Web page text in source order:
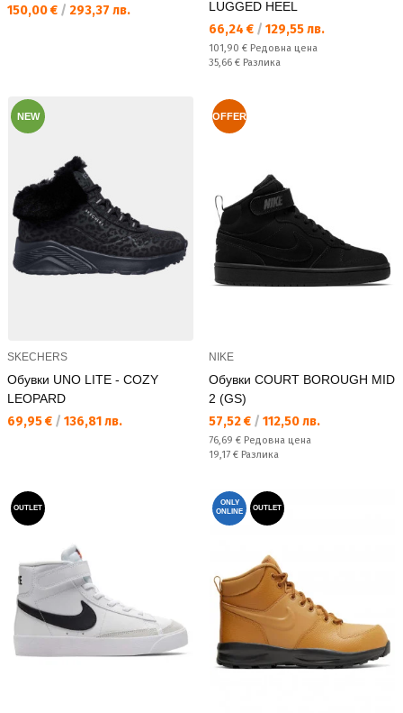
Текуща цена:
150,00 € / 293,37 лв.
LUGGED HEEL
Текуща цена:
66,24 € / 129,55 лв.
Редовна цена:
101,90 € Редовна цена
Спестявате:
35,66 € Разлика
NEW
SKECHERS
Обувки UNO LITE - COZY
LEOPARD
Текуща цена:
69,95 € / 136,81 лв.
OFFER
NIKE
Обувки COURT BOROUGH MID
2 (GS)
Текуща цена:
57,52 € / 112,50 лв.
Редовна цена:
76,69 € Редовна цена
Спестявате:
19,17 € Разлика
OUTLET
ONLY
ONLINE
OUTLET